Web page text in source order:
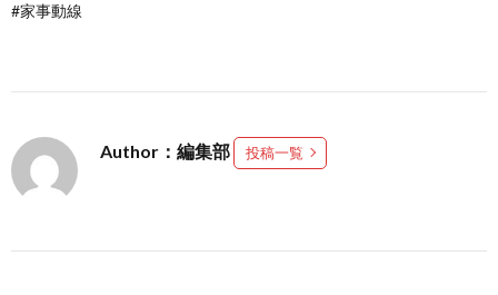
#家事動線
Author：編集部 投稿一覧